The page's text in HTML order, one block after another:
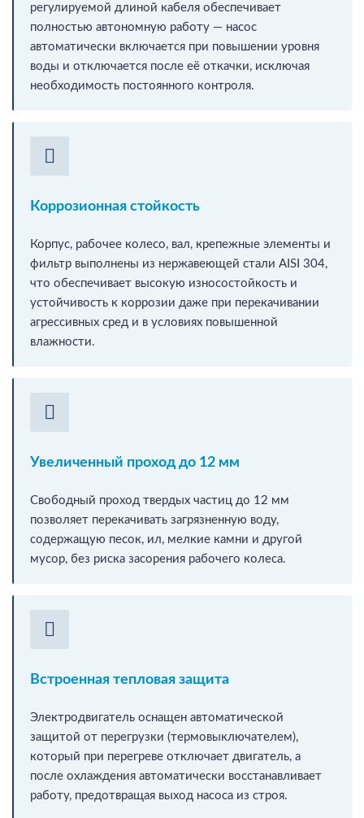
регулируемой длиной кабеля обеспечивает
полностью автономную работу — насос
автоматически включается при повышении уровня
воды и отключается после её откачки, исключая
необходимость постоянного контроля.
Коррозионная стойкость
Корпус, рабочее колесо, вал, крепежные элементы и
фильтр выполнены из нержавеющей стали AISI 304,
что обеспечивает высокую износостойкость и
устойчивость к коррозии даже при перекачивании
агрессивных сред и в условиях повышенной
влажности.
Увеличенный проход до 12 мм
Свободный проход твердых частиц до 12 мм
позволяет перекачивать загрязненную воду,
содержащую песок, ил, мелкие камни и другой
мусор, без риска засорения рабочего колеса.
Встроенная тепловая защита
Электродвигатель оснащен автоматической
защитой от перегрузки (термовыключателем),
который при перегреве отключает двигатель, а
после охлаждения автоматически восстанавливает
работу, предотвращая выход насоса из строя.